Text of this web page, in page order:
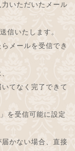
いただいたメール
信いたします。
メールを受信でき
てなく完了できて
を受信可能に設定
かない場合、直接